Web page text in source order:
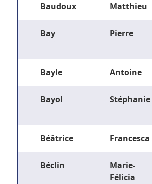
Baudoux Matthieu
Bay Pierre
Bayle Antoine
Bayol Stéphanie
Béâtrice Francesca
Béclin
Marie-
Félicia